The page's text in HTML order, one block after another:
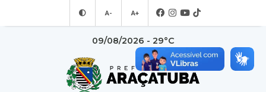
A- A+
09/08/2026 - 29°C